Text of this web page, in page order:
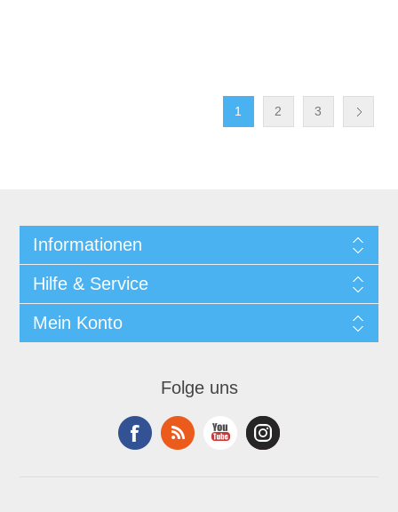
1 2 3
Informationen
Hilfe & Service
Mein Konto
Folge uns